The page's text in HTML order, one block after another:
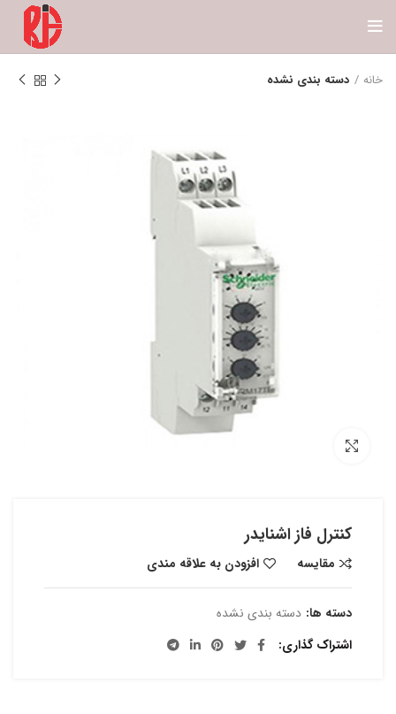
خانه دسته بندی نشده
کنترل فاز اشنایدر
مقایسه افزودن به علاقه مندی
دسته ها: دسته بندی نشده
اشتراک گذاری